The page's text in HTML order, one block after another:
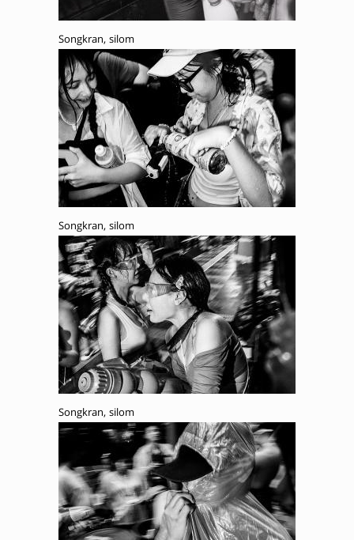
Songkran, silom
Songkran, silom
Songkran, silom